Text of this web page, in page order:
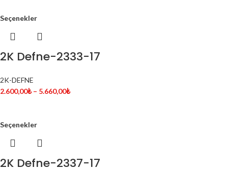
Seçenekler
2K Defne-2333-17
2K-DEFNE
2.600,00₺ – 5.660,00₺
Seçenekler
2K Defne-2337-17